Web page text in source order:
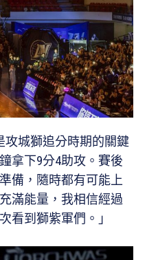
攻城獅追分時期的關鍵
拿下9分4助攻。賽後
備，隨時都有可能上
滿能量，我相信經過
看到獅紫軍們。」